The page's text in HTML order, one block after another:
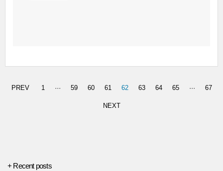
PREV 1 ··· 59 60 61 62 63 64 65 ··· 67
NEXT
+ Recent posts